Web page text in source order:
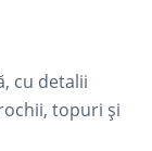
cu detalii
topuri și